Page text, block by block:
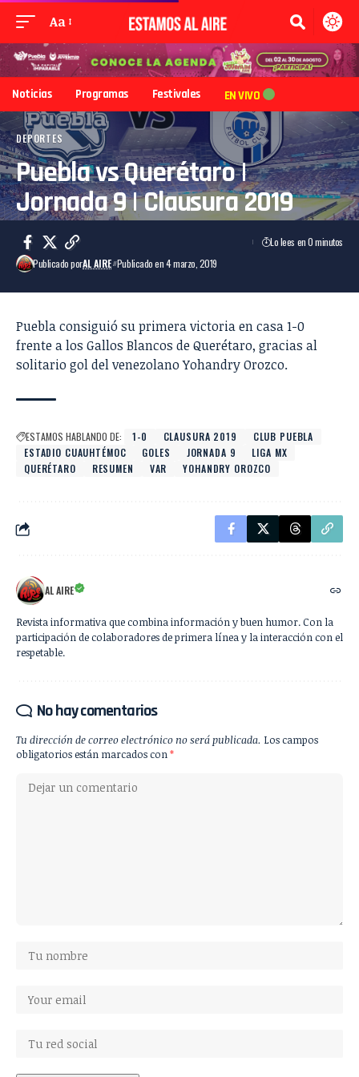
Aa
Noticias Programas Festivales EN VIVO
DEPORTES
Puebla vs Querétaro |
Jornada 9 | Clausura 2019
Publicado porAL AIRE Publicado en 4 marzo, 2019
Lo lees en 0 minutos
Puebla consiguió su primera victoria en casa 1-0
frente a los Gallos Blancos de Querétaro, gracias al
solitario gol del venezolano Yohandry Orozco.
ESTAMOS HABLANDO DE: 1-0 CLAUSURA 2019
CLUB PUEBLA
ESTADIO CUAUHTÉMOC
GOLES JORNADA 9
LIGA MX
QUERÉTARO
RESUMEN VAR YOHANDRY OROZCO
AL AIRE
Revista informativa que combina información y buen humor. Con la
participación de colaboradores de primera línea y la interacción con el
respetable.
No hay comentarios
Tu dirección de correo electrónico no será publicada. Los campos
obligatorios están marcados con*